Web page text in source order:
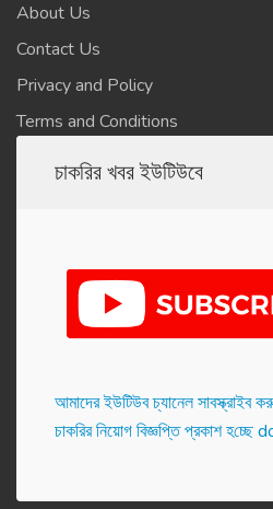
About Us
Contact Us
Privacy and Policy
Terms and Conditions
চাকরির খবর ইউটিউবে
আমাদের ইউটিউব চ্যানেল
চাকরির নিয়োগ বিজ্ঞপ্তি প্রকাশ